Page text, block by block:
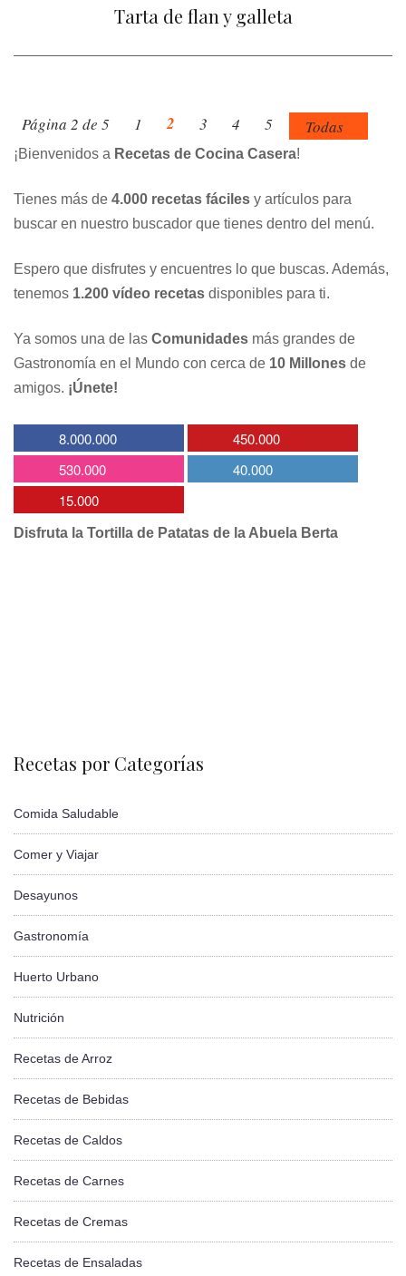
Tarta de flan y galleta
Página 2 de 5 1 2 3 4 5 Todas
¡Bienvenidos a Recetas de Cocina Casera!
Tienes más de 4.000 recetas fáciles y artículos para
buscar en nuestro buscador que tienes dentro del menú.
Espero que disfrutes y encuentres lo que buscas. Además,
tenemos 1.200 vídeo recetas disponibles para ti.
Ya somos una de las Comunidades más grandes de
Gastronomía en el Mundo con cerca de 10 Millones de
amigos. ¡Únete!
8.000.000
450.000
530.000
40.000
15.000
Disfruta la Tortilla de Patatas de la Abuela Berta
Recetas por Categorías
Comida Saludable
Comer y Viajar
Desayunos
Gastronomía
Huerto Urbano
Nutrición
Recetas de Arroz
Recetas de Bebidas
Recetas de Caldos
Recetas de Carnes
Recetas de Cremas
Recetas de Ensaladas